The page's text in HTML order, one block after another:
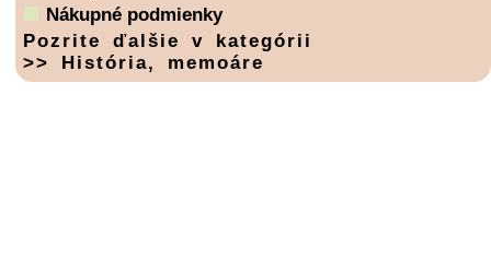
Nákupné podmienky
Pozrite ďalšie v kategórii
>> História, memoáre